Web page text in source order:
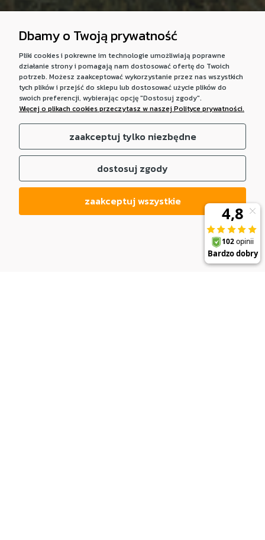
Dbamy o Twoją prywatność
Pliki cookies i pokrewne im technologie umożliwiają poprawne
działanie strony i pomagają nam dostosować ofertę do Twoich
potrzeb. Możesz zaakceptować wykorzystanie przez nas wszystkich
tych plików i przejść do sklepu lub dostosować użycie plików do
swoich preferencji, wybierając opcję "Dostosuj zgody".
Więcej o plikach cookies przeczytasz w naszej Polityce prywatności.
zaakceptuj tylko niezbędne
dostosuj zgody
zaakceptuj wszystkie